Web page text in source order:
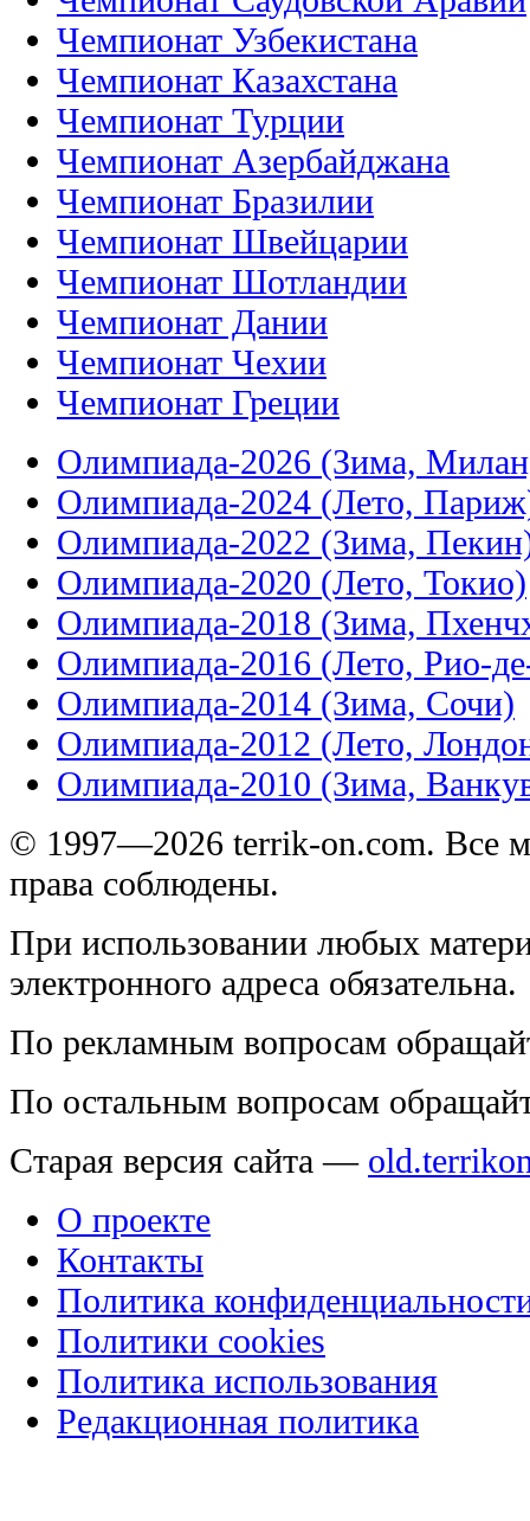
Чемпионат Узбекистана
Чемпионат Казахстана
Чемпионат Турции
Чемпионат Азербайджана
Чемпионат Бразилии
Чемпионат Швейцарии
Чемпионат Шотландии
Чемпионат Дании
Чемпионат Чехии
Чемпионат Греции
Олимпиада-2026 (Зима,
Олимпиада-2024 (Лето,
Олимпиада-2022 (Зима,
Олимпиада-2020 (Лето, Токио)
Олимпиада-2018 (Зима,
Олимпиада-2016 (Лето, Рио-
Олимпиада-2014 (Зима, Сочи)
Олимпиада-2012 (Лето,
Олимпиада-2010 (Зима,
© 1997—2026 terrik-on.com. Все
права соблюдены.
При использовании любых
электронного адреса обязательна.
По рекламным вопросам
По остальным вопросам
Старая версия сайта —
О проекте
Контакты
Политика
Политики cookies
Политика использования
Редакционная политика